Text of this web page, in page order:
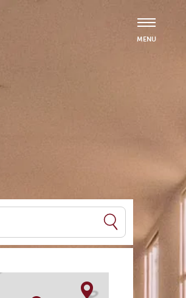
sont disponibles, utilisez les